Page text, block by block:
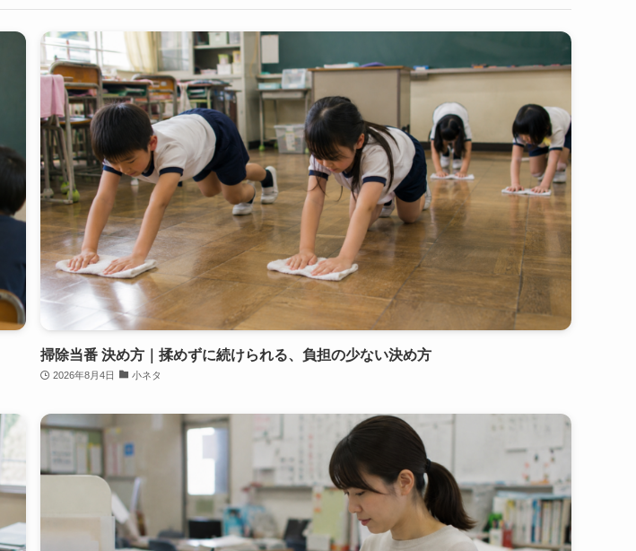
掃除当番 決め方｜揉めずに続けられる、負担の少ない決め方
2026年8月4日 小ネタ